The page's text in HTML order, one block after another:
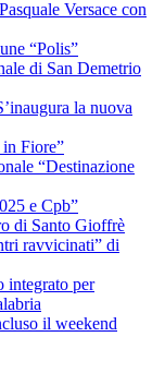
Versace con
“Polis”
di San Demetrio
la nuova
Fiore”
“Destinazione
e Cpb”
di Santo Gioffrè
ravvicinati” di
integrato per
il weekend